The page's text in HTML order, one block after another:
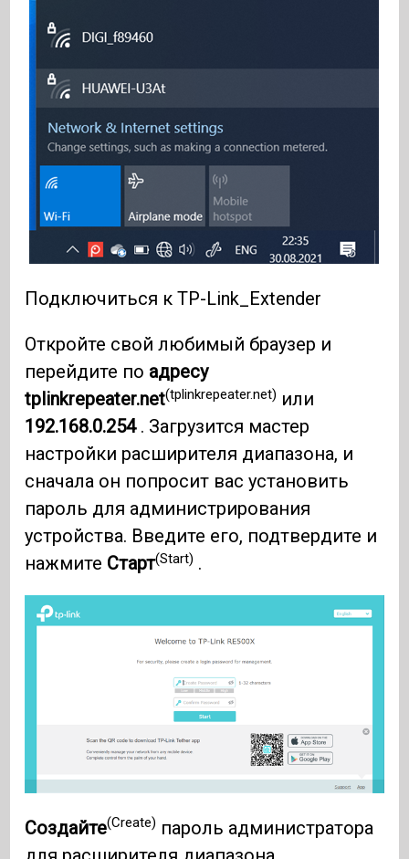
Подключиться к TP-Link_Extender
Откройте свой любимый браузер и
перейдите по адресу
tplinkrepeater.net(tplinkrepeater.net) или
192.168.0.254. Загрузится мастер
настройки расширителя диапазона, и
сначала он попросит вас установить
пароль для администрирования
устройства. Введите его, подтвердите и
нажмите Старт(Start) .
Создайте(Create) пароль администратора